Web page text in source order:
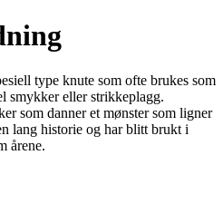
type knute som ofte brukes som
smykker eller strikkeplagg.
som danner et mønster som ligner
lang historie og har blitt brukt i
årene.